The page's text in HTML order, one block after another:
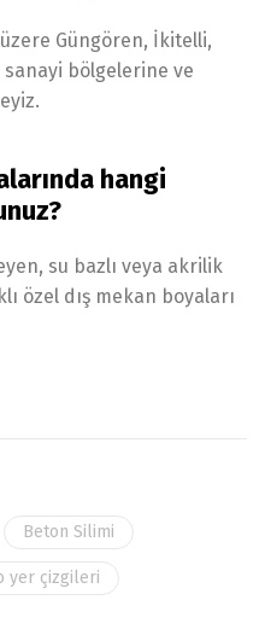
Güngören, İkitelli,
sanayi bölgelerine ve
hangi
su bazlı veya akrilik
özel dış mekan boyaları
Beton Silimi
yer çizgileri